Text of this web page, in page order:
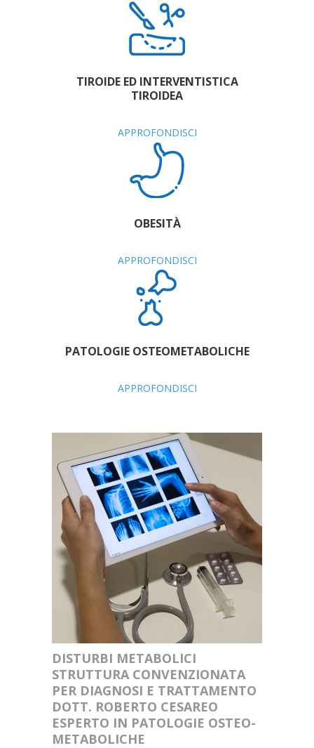
TIROIDE ED INTERVENTISTICA
TIROIDEA
APPROFONDISCI
OBESITÀ
APPROFONDISCI
PATOLOGIE OSTEOMETABOLICHE
APPROFONDISCI
DISTURBI METABOLICI
STRUTTURA CONVENZIONATA
PER DIAGNOSI E TRATTAMENTO
DOTT. ROBERTO CESAREO
ESPERTO IN PATOLOGIE OSTEO-
METABOLICHE